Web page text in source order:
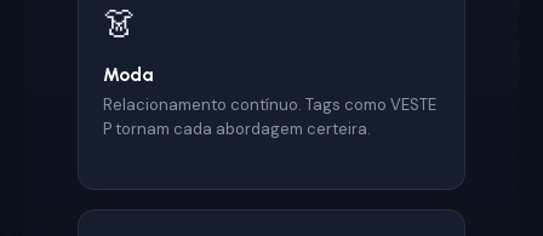
👗
Moda
Relacionamento contínuo. Tags como VESTE
P tornam cada abordagem certeira.